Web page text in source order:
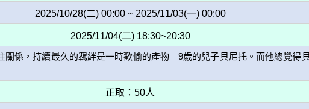
2025/10/28(二) 00:00 ~ 2025/11/03(一) 00:00
2025/11/04(二) 18:30~20:30
關係，持續最久的羈絆是一時歡愉的產物—9歲的兒子貝尼托。而他總覺得
正取：50人